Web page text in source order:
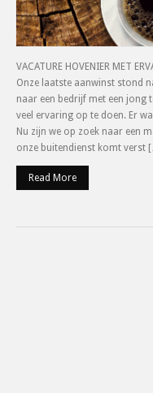
VACATURE HOVENIER MET
Onze laatste aanwinst stond
naar een bedrijf met een jong
veel ervaring op te doen. Er
Nu zijn we op zoek naar een
onze buitendienst komt verst
Read More